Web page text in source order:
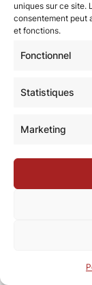
uniques sur ce site.
consentement peut
et fonctions.
Fonctionnel
Statistiques
Marketing
© Revue de la
WPExplorer